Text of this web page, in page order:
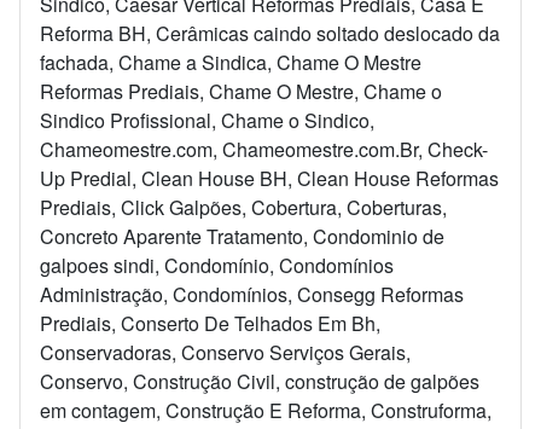
Reforma BH, Cerâmicas caindo soltado deslocado da
fachada, Chame a Sindica, Chame O Mestre
Reformas Prediais, Chame O Mestre, Chame o
Sindico Profissional, Chame o Sindico,
Chameomestre.com, Chameomestre.com.Br, Check-
Up Predial, Clean House BH, Clean House Reformas
Prediais, Click Galpões, Cobertura, Coberturas,
Concreto Aparente Tratamento, Condominio de
galpoes sindi, Condomínio, Condomínios
Administração, Condomínios, Consegg Reformas
Prediais, Conserto De Telhados Em Bh,
Conservadoras, Conservo Serviços Gerais,
Conservo, Construção Civil, construção de galpões
em contagem, Construção E Reforma, Construforma,